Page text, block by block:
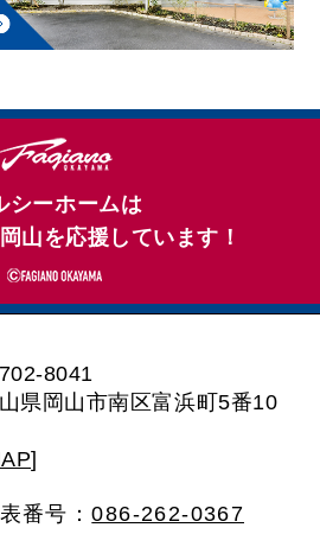
シーホームは
山を応援しています！
8041
県岡山市南区富浜町5番10
]
番号：086-262-0367